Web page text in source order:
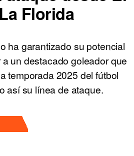
Florida
ha garantizado su potencial
un destacado goleador que
temporada 2025 del fútbol
así su línea de ataque.